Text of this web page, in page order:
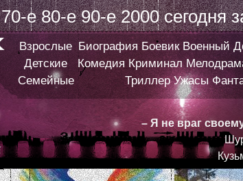
70-е 80-е 90-е 2000 сегодня
Взрослые
Детские
Семейные
Биография Боевик Военный
Комедия Криминал
Триллер Ужасы
– Я не враг